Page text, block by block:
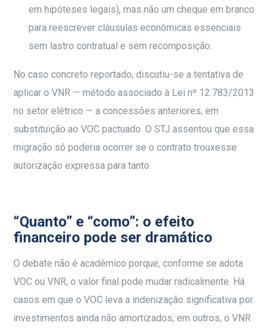
em hipóteses legais), mas não um cheque em branco
para reescrever cláusulas econômicas essenciais
sem lastro contratual e sem recomposição.
No caso concreto reportado, discutiu-se a tentativa de
aplicar o VNR — método associado à Lei nº 12.783/2013
no setor elétrico — a concessões anteriores, em
substituição ao VOC pactuado. O STJ assentou que essa
migração só poderia ocorrer se o contrato trouxesse
autorização expressa para tanto.
“Quanto” e “como”: o efeito
financeiro pode ser dramático
O debate não é acadêmico porque, conforme se adota
VOC ou VNR, o valor final pode mudar radicalmente. Há
casos em que o VOC leva a indenização significativa por
investimentos ainda não amortizados; em outros, o VNR